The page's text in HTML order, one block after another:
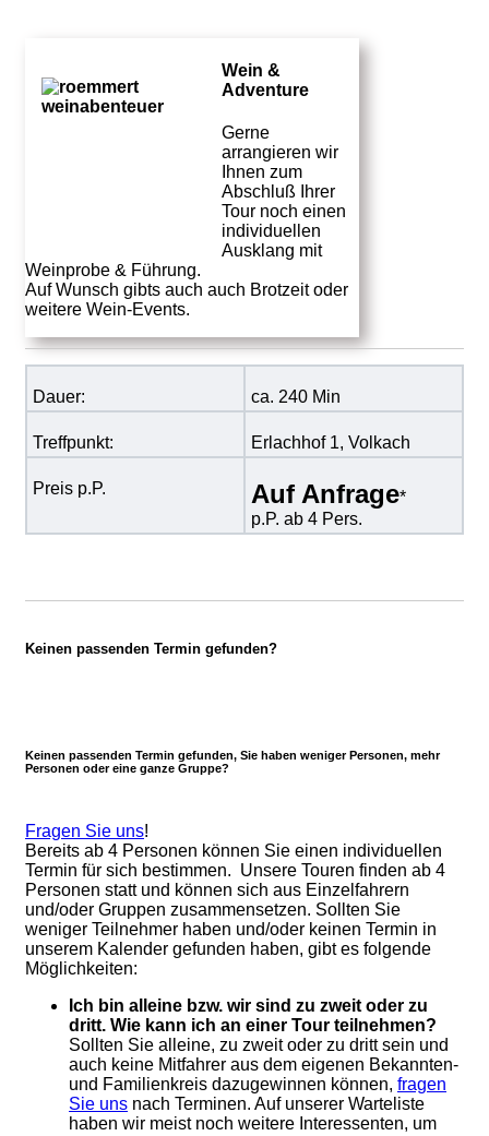
Wein &
Adventure
Gerne
arrangieren wir
Ihnen zum
Abschluß Ihrer
Tour noch einen
individuellen
Ausklang mit
Weinprobe & Führung.
Auf Wunsch gibts auch auch Brotzeit oder
weitere Wein-Events.
Dauer: ca. 240 Min
Treffpunkt: Erlachhof 1, Volkach
Preis p.P. Auf Anfrage*
p.P. ab 4 Pers.
Keinen passenden Termin gefunden?
Keinen passenden Termin gefunden, Sie haben weniger Personen, mehr
Personen oder eine ganze Gruppe?
Fragen Sie uns!
Bereits ab 4 Personen können Sie einen individuellen
Termin für sich bestimmen. Unsere Touren finden ab 4
Personen statt und können sich aus Einzelfahrern
und/oder Gruppen zusammensetzen. Sollten Sie
weniger Teilnehmer haben und/oder keinen Termin in
unserem Kalender gefunden haben, gibt es folgende
Möglichkeiten:
Ich bin alleine bzw. wir sind zu zweit oder zu
dritt. Wie kann ich an einer Tour teilnehmen?
Sollten Sie alleine, zu zweit oder zu dritt sein und
auch keine Mitfahrer aus dem eigenen Bekannten-
und Familienkreis dazugewinnen können, fragen
Sie uns nach Terminen. Auf unserer Warteliste
haben wir meist noch weitere Interessenten, um